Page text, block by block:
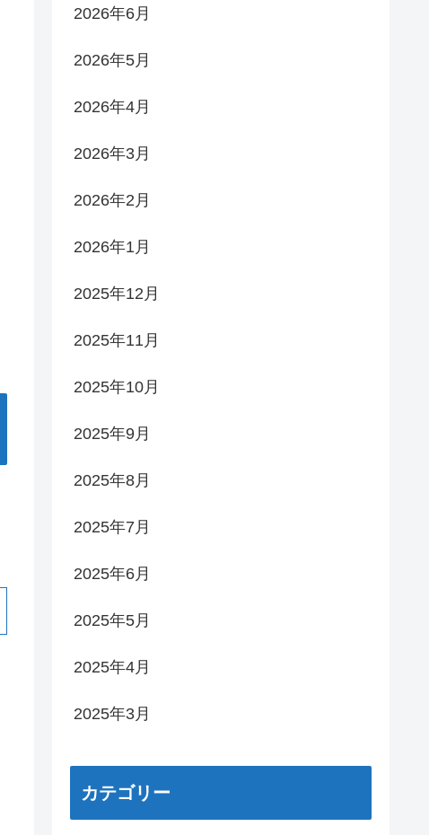
2026年6月
2026年5月
2026年4月
2026年3月
2026年2月
2026年1月
2025年12月
2025年11月
2025年10月
2025年9月
2025年8月
2025年7月
2025年6月
2025年5月
2025年4月
2025年3月
カテゴリー